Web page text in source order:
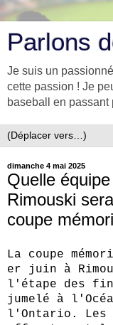
Parlons
Je suis un
cette passion ! Je
baseball en passant
dimanche 4 mai 2025
Quelle
Rimouski
coupe
La coupe
er juin à
l'étape des
jumelé à
l'Ontario. Les